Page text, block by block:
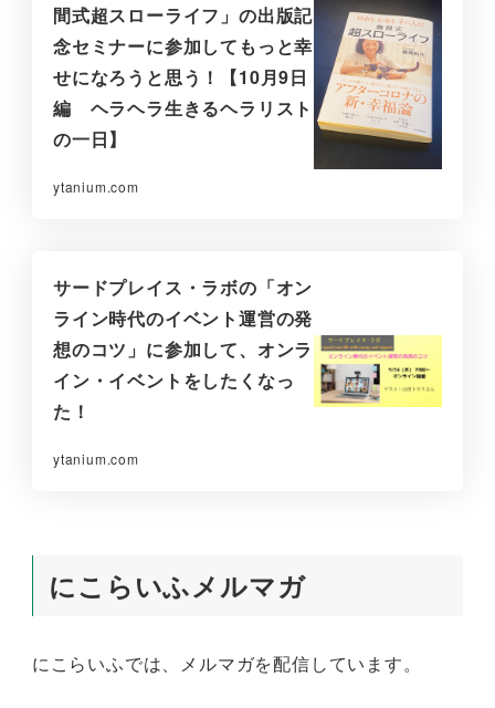
間式超スローライフ」の出版記
念セミナーに参加してもっと幸
せになろうと思う！【10月9日
編 ヘラヘラ生きるヘラリスト
の一日】
ytanium.com
サードプレイス・ラボの「オン
ライン時代のイベント運営の発
想のコツ」に参加して、オンラ
イン・イベントをしたくなっ
た！
ytanium.com
にこらいふメルマガ
にこらいふでは、メルマガを配信しています。